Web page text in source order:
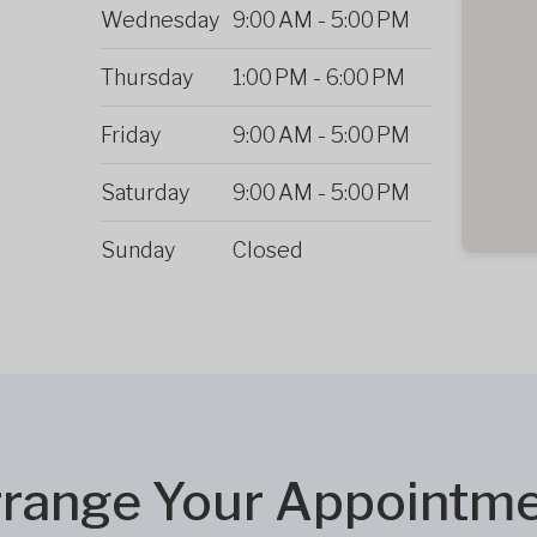
Wednesday 9:00 AM - 5:00 PM
Thursday 1:00 PM - 6:00 PM
Friday 9:00 AM - 5:00 PM
Saturday 9:00 AM - 5:00 PM
Sunday Closed
Your